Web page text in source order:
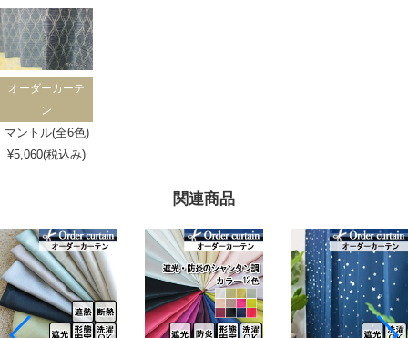
関連商品
オーダーカーテ
ン
マントル(全6色)
¥5,060(税込み)